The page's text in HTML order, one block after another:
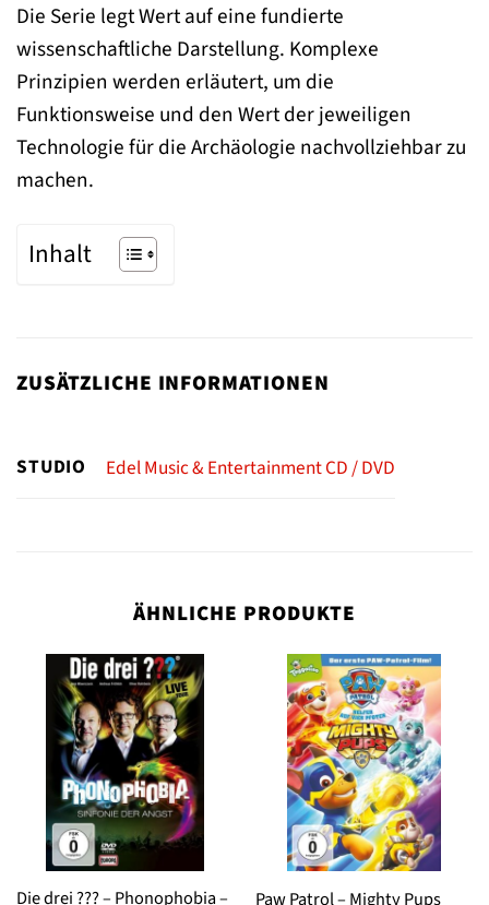
Die Serie legt Wert auf eine fundierte
wissenschaftliche Darstellung. Komplexe
Prinzipien werden erläutert, um die
Funktionsweise und den Wert der jeweiligen
Technologie für die Archäologie nachvollziehbar zu
machen.
Inhalt
ZUSÄTZLICHE INFORMATIONEN
STUDIO Edel Music & Entertainment CD / DVD
ÄHNLICHE PRODUKTE
Die drei ??? – Phonophobia –